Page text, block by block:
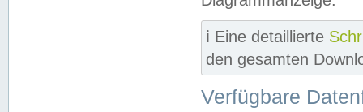
ℹ️ Eine detaillierte
den gesamten
Verfügbare